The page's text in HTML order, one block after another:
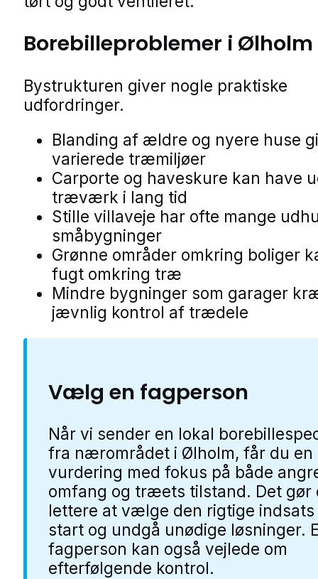
Borebilleproblemer i Ølholm
Bystrukturen giver nogle praktiske
udfordringer.
Blanding af ældre og nyere huse
varierede træmiljøer
Carporte og haveskure kan have
træværk i lang tid
Stille villaveje har ofte mange
småbygninger
Grønne områder omkring boliger
fugt omkring træ
Mindre bygninger som garager
jævnlig kontrol af trædele
Vælg en fagperson
Når vi sender en lokal
fra nærområdet i Ølholm, får du en
vurdering med fokus på både
omfang og træets tilstand. Det gør
lettere at vælge den rigtige
start og undgå unødige løsninger.
fagperson kan også vejlede om
efterfølgende kontrol.